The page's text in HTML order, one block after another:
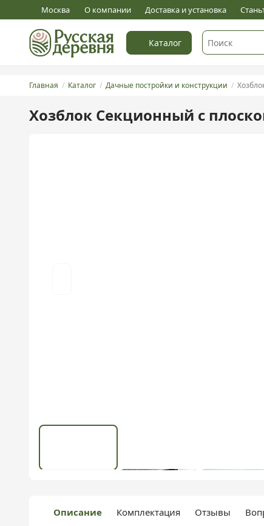
Москва О компании Доставка и установка
Каталог
Главная Каталог Дачные постройки и конструкции
Хозблок Секционный с
Оставить отзыв
Описание Комплектация Отзывы